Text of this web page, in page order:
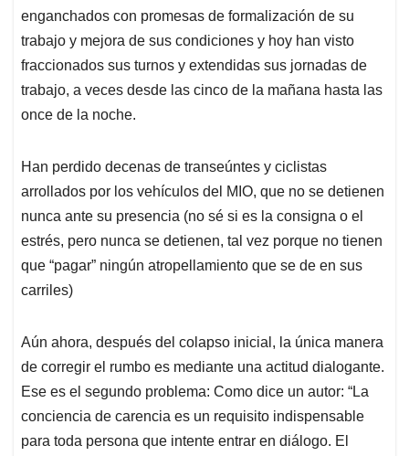
enganchados con promesas de formalización de su
trabajo y mejora de sus condiciones y hoy han visto
fraccionados sus turnos y extendidas sus jornadas de
trabajo, a veces desde las cinco de la mañana hasta las
once de la noche.
Han perdido decenas de transeúntes y ciclistas
arrollados por los vehículos del MIO, que no se detienen
nunca ante su presencia (no sé si es la consigna o el
estrés, pero nunca se detienen, tal vez porque no tienen
que “pagar” ningún atropellamiento que se de en sus
carriles)
Aún ahora, después del colapso inicial, la única manera
de corregir el rumbo es mediante una actitud dialogante.
Ese es el segundo problema: Como dice un autor: “La
conciencia de carencia es un requisito indispensable
para toda persona que intente entrar en diálogo. El